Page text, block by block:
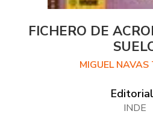
FICHERO DE
MIGUEL NAVAS
INDE